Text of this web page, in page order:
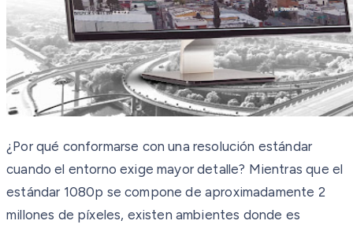
¿Por qué conformarse con una resolución estándar
cuando el entorno exige mayor detalle? Mientras que el
estándar 1080p se compone de aproximadamente 2
millones de píxeles, existen ambientes donde es